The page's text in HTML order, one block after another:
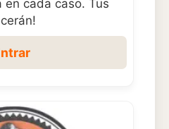
en cada caso. Tus